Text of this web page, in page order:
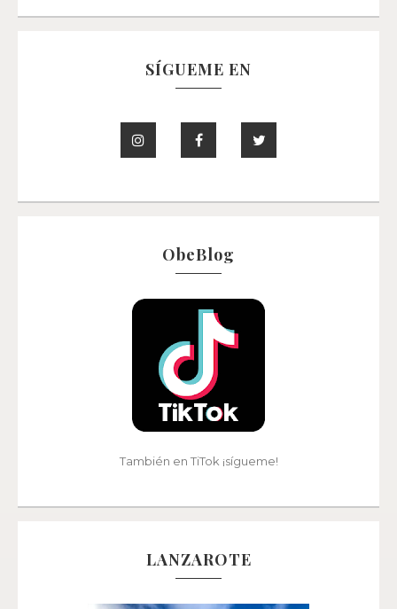
SÍGUEME EN
ObeBlog
También en TiTok ¡sígueme!
LANZAROTE